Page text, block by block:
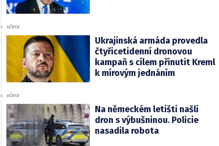
včera
Ukrajinská armáda provedla
čtyřicetidenní dronovou
kampaň s cílem přinutit Kreml
k mírovým jednáním
včera
Na německém letišti našli
dron s výbušninou. Policie
nasadila robota